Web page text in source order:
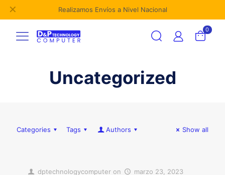
Realizamos Envíos a Nivel Nacional
✕
0
Uncategorized
Categories Tags Authors Show all
dptechnologycomputer on marzo 23, 2023